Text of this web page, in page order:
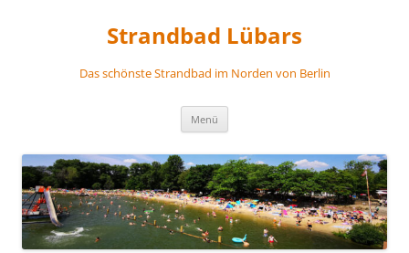
Strandbad Lübars
Das schönste Strandbad im Norden von Berlin
Menü